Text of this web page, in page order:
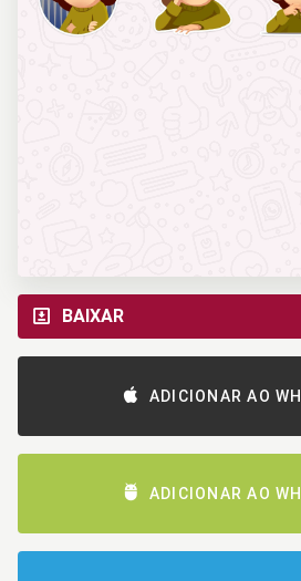
BAIXAR
ADICIONAR AO
ADICIONAR AO